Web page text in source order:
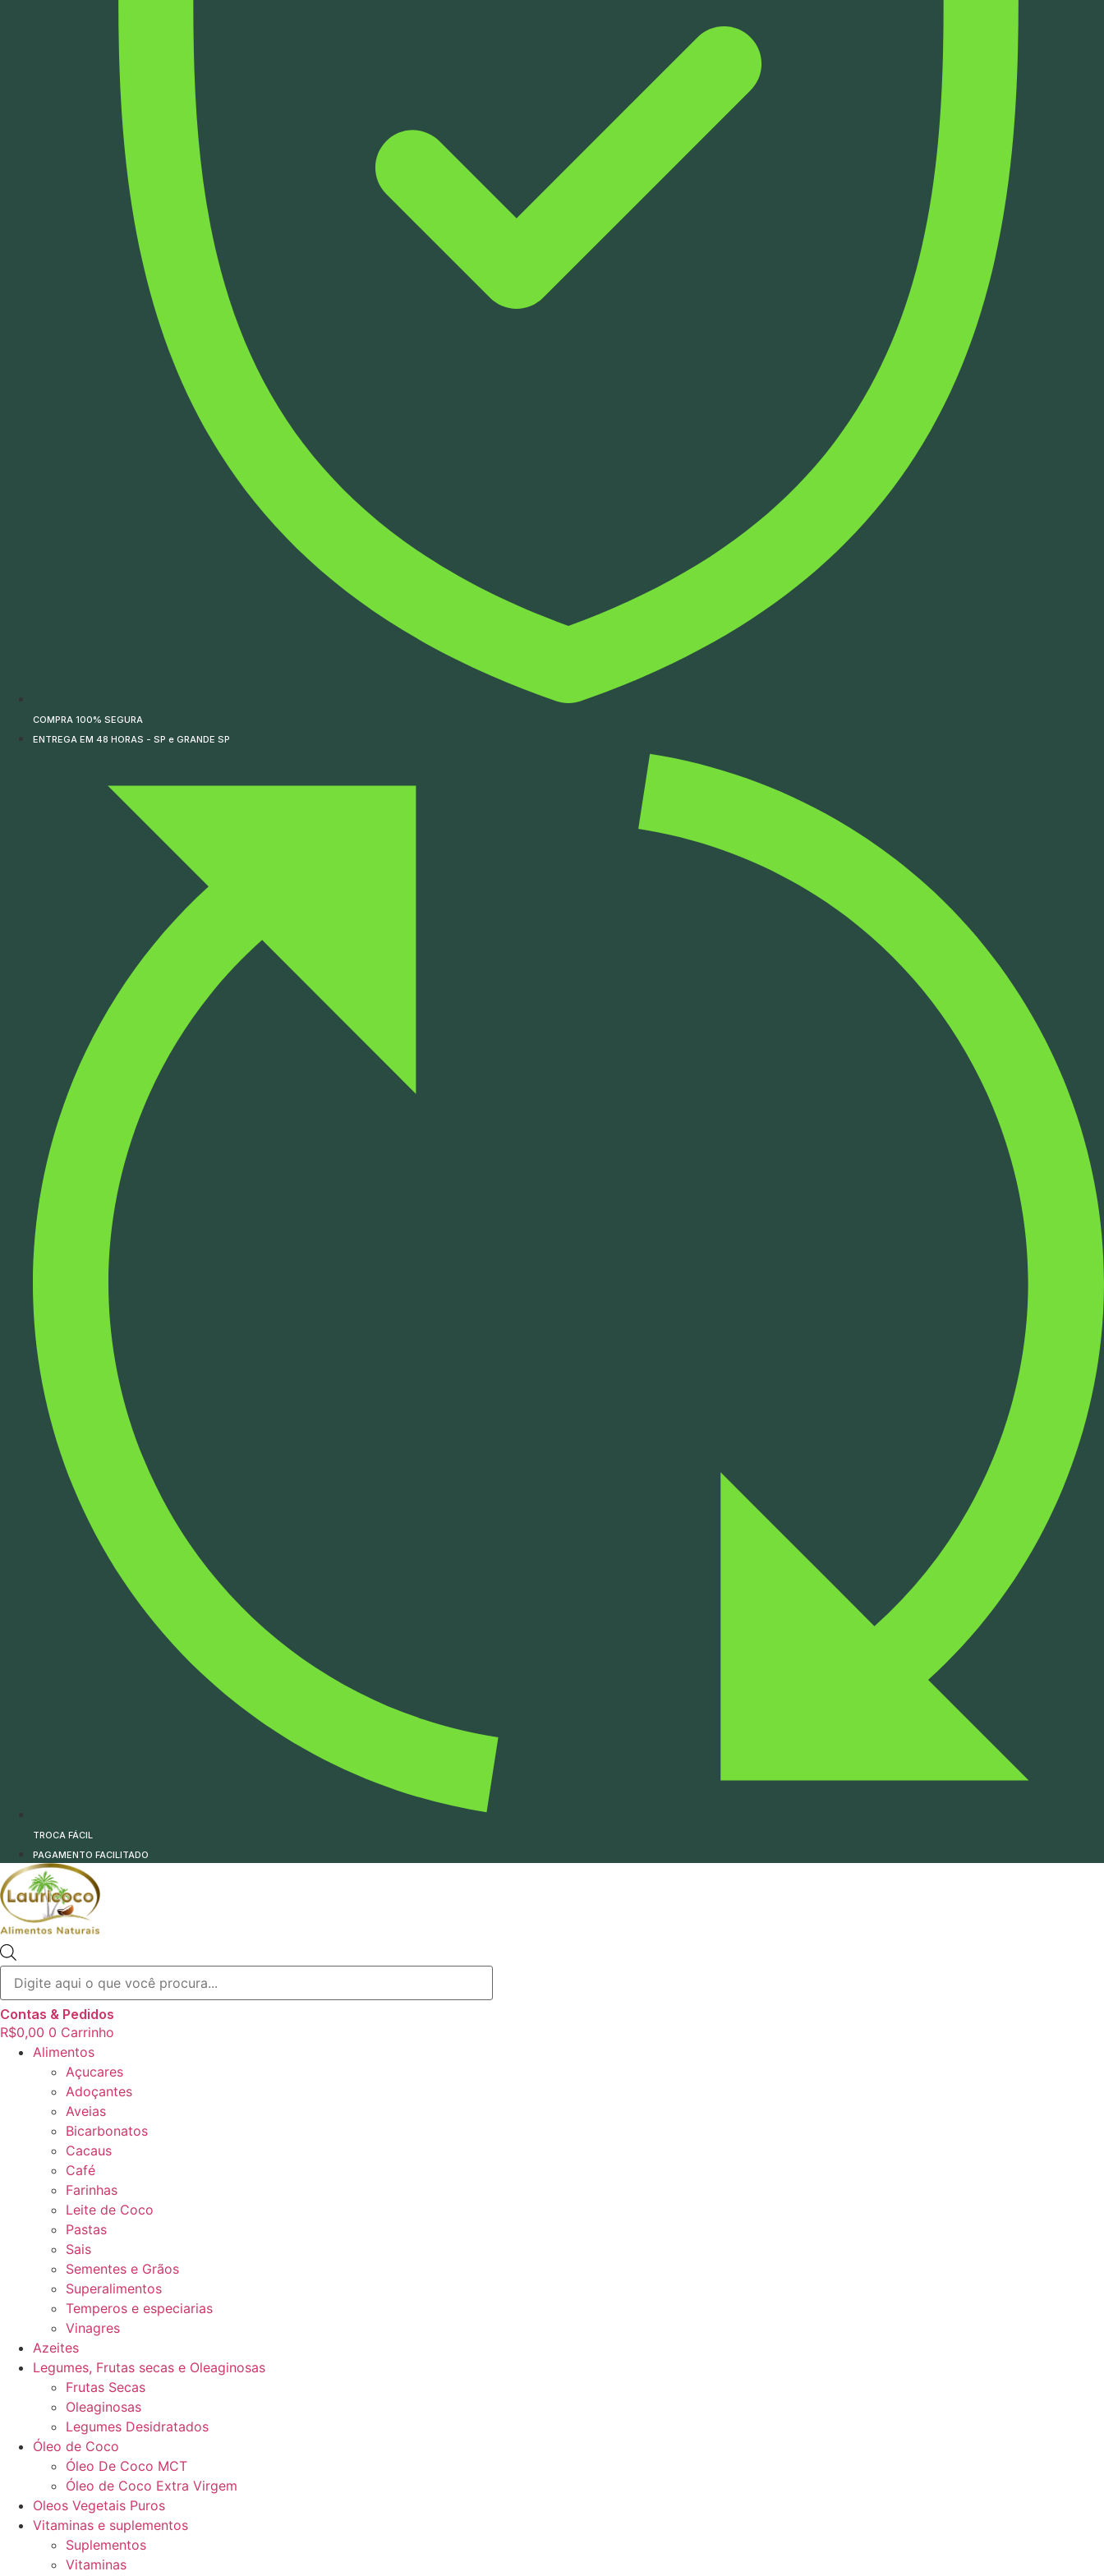
COMPRA 100% SEGURA
ENTREGA EM 48 HORAS - SP e GRANDE SP
TROCA FÁCIL
PAGAMENTO FACILITADO
produtos
Contas & Pedidos
R$0,00 0 Carrinho
Alimentos
Açucares
Adoçantes
Aveias
Bicarbonatos
Cacaus
Café
Farinhas
Leite de Coco
Pastas
Sais
Sementes e Grãos
Superalimentos
Temperos e especiarias
Vinagres
Azeites
Legumes, Frutas secas e Oleaginosas
Frutas Secas
Oleaginosas
Legumes Desidratados
Óleo de Coco
Óleo De Coco MCT
Óleo de Coco Extra Virgem
Oleos Vegetais Puros
Vitaminas e suplementos
Suplementos
Vitaminas